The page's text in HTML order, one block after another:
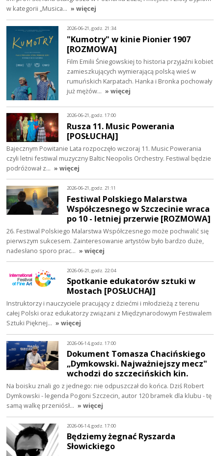
w kategorii „Musica… » więcej
2026-06-21, godz. 21:34
"Kumotry" w kinie Pionier 1907
[ROZMOWA]
Film Emilii Śniegowskiej to historia przyjaźni kobiet
zamieszkujących wymierającą polską wieś w
rumuńskich Karpatach. Hanka i Bronka pochowały
już mężów… » więcej
2026-06-21, godz. 17:00
Rusza 11. Music Powerania
[POSŁUCHAJ]
Bajecznym Powitanie Lata rozpoczęło wczoraj 11. Music Powerania
czyli letni festiwal muzyczny Baltic Neopolis Orchestry. Festiwal będzie
podróżował z… » więcej
2026-06-21, godz. 21:11
Festiwal Polskiego Malarstwa
Współczesnego w Szczecinie wraca
po 10 - letniej przerwie [ROZMOWA]
26. Festiwal Polskiego Malarstwa Współczesnego może pochwalić się
pierwszym sukcesem. Zainteresowanie artystów było bardzo duże,
nadesłano sporo prac… » więcej
2026-06-21, godz. 22:04
Spotkanie edukatorów sztuki w
Mostach [POSŁUCHAJ]
Instruktorzy i nauczyciele pracujący z dziećmi i młodzieżą z terenu
całej Polski oraz edukatorzy związani z Międzynarodowym Festiwalem
Sztuki Pięknej… » więcej
2026-06-14, godz. 17:00
Dokument Tomasza Chacińskiego
„Dymkowski. Najważniejszy mecz"
wchodzi do szczecińskich kin.
Na boisku znali go z jednego: nie odpuszczał do końca. Dziś Robert
Dymkowski - legenda Pogoni Szczecin, autor 120 bramek dla klubu - tę
samą walkę przeniósł… » więcej
2026-06-14, godz. 17:00
Będziemy żegnać Ryszarda
Słowickiego